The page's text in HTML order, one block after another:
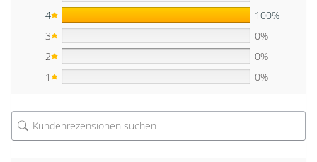
4
100%
3
0%
2
0%
1
0%